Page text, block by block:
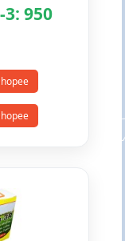
3: 950